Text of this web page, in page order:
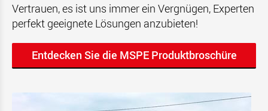
Vertrauen, es ist uns immer ein Vergnügen, Experten
perfekt geeignete Lösungen anzubieten!
Entdecken Sie die MSPE Produktbroschüre